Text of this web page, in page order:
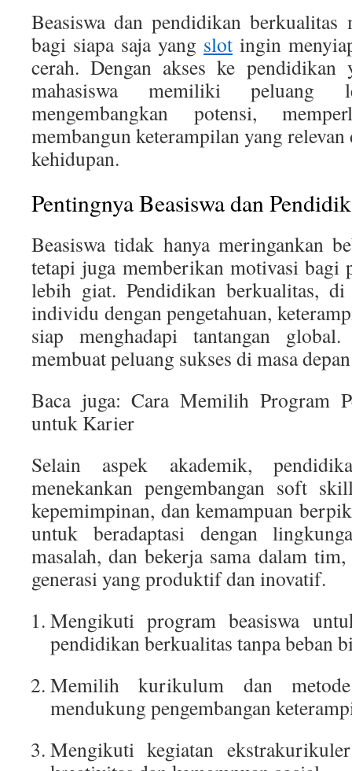
Beasiswa dan pendidikan
bagi siapa saja yang slot ingin
cerah. Dengan akses ke pendidikan
mahasiswa memiliki peluang
mengembangkan potensi,
membangun keterampilan yang
kehidupan.
Pentingnya Beasiswa dan
Beasiswa tidak hanya meringankan
tetapi juga memberikan motivasi bagi
lebih giat. Pendidikan berkualitas,
individu dengan pengetahuan,
siap menghadapi tantangan
membuat peluang sukses di masa
Baca juga: Cara Memilih Program
untuk Karier
Selain aspek akademik,
menekankan pengembangan soft
kepemimpinan, dan kemampuan
untuk beradaptasi dengan
masalah, dan bekerja sama dalam
generasi yang produktif dan inovatif.
Mengikuti program beasiswa
pendidikan berkualitas tanpa beban
Memilih kurikulum dan
mendukung pengembangan
Mengikuti kegiatan